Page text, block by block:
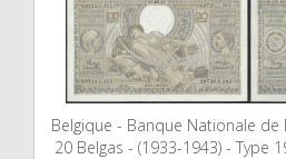
Belgique - Banque Nationale de
20 Belgas - (1933-1943) - Type